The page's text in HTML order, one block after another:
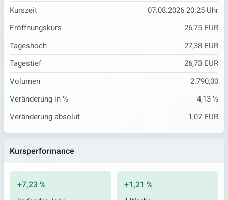
Kurszeit
07.08.2026 20:25 Uhr
Eröffnungskurs
26,75 EUR
Tageshoch
27,38 EUR
Tagestief
26,73 EUR
Volumen
2.790,00
Veränderung in %
4,13 %
Veränderung absolut
1,07 EUR
Kursperformance
+7,23 % +1,21 %